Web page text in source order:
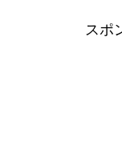
スポ